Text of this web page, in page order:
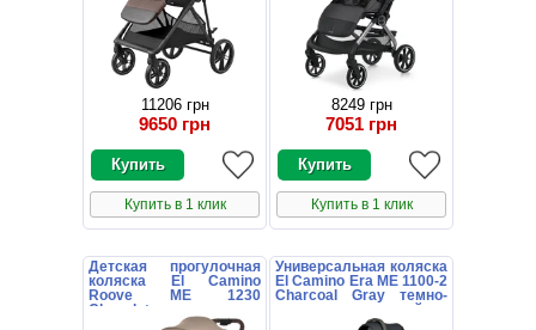
11206 грн
9650 грн
Купить в 1 клик
8249 грн
7051 грн
Купить в 1 клик
Детская прогулочная
коляска El Camino
Roove ME 1230
Chocolate коричневая
Универсальная коляска
El Camino Era ME 1100-2
Charcoal Gray темно-
серая с люлькой и